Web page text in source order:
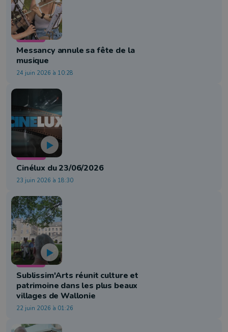
Culture
Messancy annule sa fête de la
musique
24 juin 2026 à 10:28
Cinéma
Cinélux du 23/06/2026
23 juin 2026 à 18:30
Culture
Sublissim'Arts réunit culture et
patrimoine dans les plus beaux
villages de Wallonie
22 juin 2026 à 01:26